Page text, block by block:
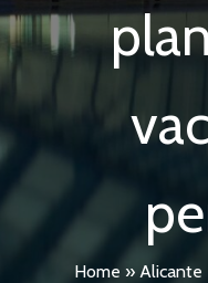
Home » Alicante